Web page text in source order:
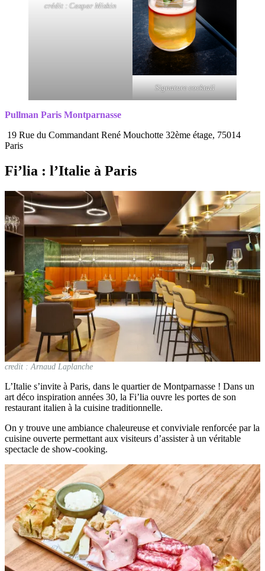
crédit : Caspar Miskin
Signature cocktail
Pullman Paris Montparnasse
19 Rue du Commandant René Mouchotte 32ème étage, 75014
Paris
Fi’lia : l’Italie à Paris
credit : Arnaud Laplanche
L’Italie s’invite à Paris, dans le quartier de Montparnasse ! Dans un
art déco inspiration années 30, la Fi’lia ouvre les portes de son
restaurant italien à la cuisine traditionnelle.
On y trouve une ambiance chaleureuse et conviviale renforcée par la
cuisine ouverte permettant aux visiteurs d’assister à un véritable
spectacle de show-cooking.